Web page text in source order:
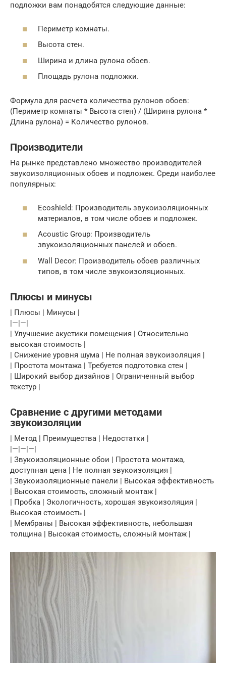
подложки вам понадобятся следующие данные:
Периметр комнаты.
Высота стен.
Ширина и длина рулона обоев.
Площадь рулона подложки.
Формула для расчета количества рулонов обоев:
(Периметр комнаты * Высота стен) / (Ширина рулона *
Длина рулона) = Количество рулонов.
Производители
На рынке представлено множество производителей
звукоизоляционных обоев и подложек. Среди наиболее
популярных:
Ecoshield: Производитель звукоизоляционных
материалов, в том числе обоев и подложек.
Acoustic Group: Производитель
звукоизоляционных панелей и обоев.
Wall Decor: Производитель обоев различных
типов, в том числе звукоизоляционных.
Плюсы и минусы
| Плюсы | Минусы |
|—|—|
| Улучшение акустики помещения | Относительно
высокая стоимость |
| Снижение уровня шума | Не полная звукоизоляция |
| Простота монтажа | Требуется подготовка стен |
| Широкий выбор дизайнов | Ограниченный выбор
текстур |
Сравнение с другими методами
звукоизоляции
| Метод | Преимущества | Недостатки |
|—|—|—|
| Звукоизоляционные обои | Простота монтажа,
доступная цена | Не полная звукоизоляция |
| Звукоизоляционные панели | Высокая эффективность
| Высокая стоимость, сложный монтаж |
| Пробка | Экологичность, хорошая звукоизоляция |
Высокая стоимость |
| Мембраны | Высокая эффективность, небольшая
толщина | Высокая стоимость, сложный монтаж |